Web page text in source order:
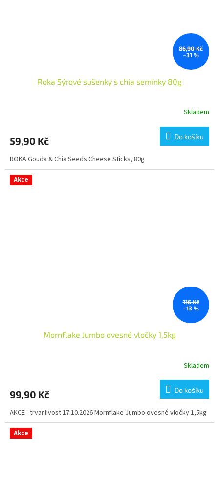
86,90 Kč
–31 %
Roka Sýrové sušenky s chia semínky 80g
Skladem
59,90 Kč Do košíku
ROKA Gouda & Chia Seeds Cheese Sticks, 80g
Akce
116 Kč
–13 %
Mornflake Jumbo ovesné vločky 1,5kg
Skladem
99,90 Kč Do košíku
AKCE - trvanlivost 17.10.2026 Mornflake Jumbo ovesné vločky 1,5kg
Akce